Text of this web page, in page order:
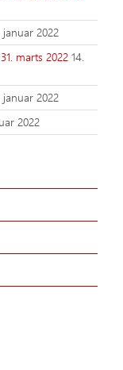
januar 2022
marts 2022 14.
januar 2022
2022